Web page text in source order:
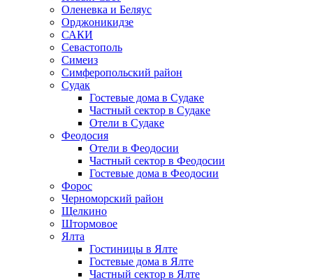
Оленевка и Беляус
Орджоникидзе
САКИ
Севастополь
Симеиз
Симферопольский район
Судак
Гостевые дома в Судаке
Частный сектор в Судаке
Отели в Судаке
Феодосия
Отели в Феодосии
Частный сектор в Феодосии
Гостевые дома в Феодосии
Форос
Черноморский район
Щелкино
Штормовое
Ялта
Гостиницы в Ялте
Гостевые дома в Ялте
Частный сектор в Ялте